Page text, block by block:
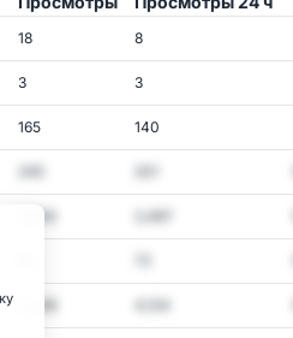
18 8
3 3
165 140
2,854